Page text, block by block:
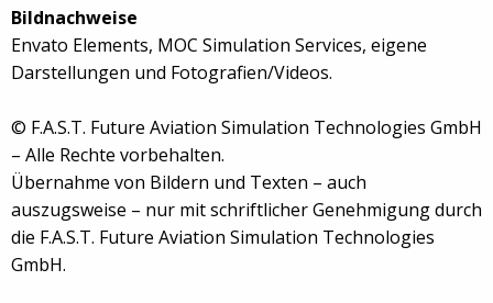
Bildnachweise
Envato Elements, MOC Simulation Services, eigene
Darstellungen und Fotografien/Videos.
© F.A.S.T. Future Aviation Simulation Technologies GmbH
– Alle Rechte vorbehalten.
Übernahme von Bildern und Texten – auch
auszugsweise – nur mit schriftlicher Genehmigung durch
die F.A.S.T. Future Aviation Simulation Technologies
GmbH.